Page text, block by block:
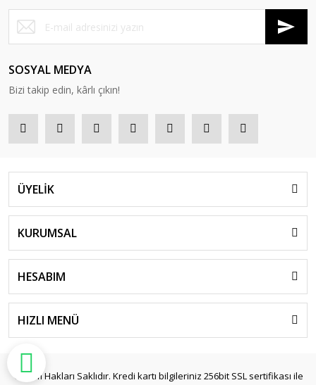
SOSYAL MEDYA
Bizi takip edin, kârlı çıkın!
ÜYELİK
KURUMSAL
HESABIM
HIZLI MENÜ
© Tüm Hakları Saklıdır. Kredi kartı bilgileriniz 256bit SSL sertifikası ile